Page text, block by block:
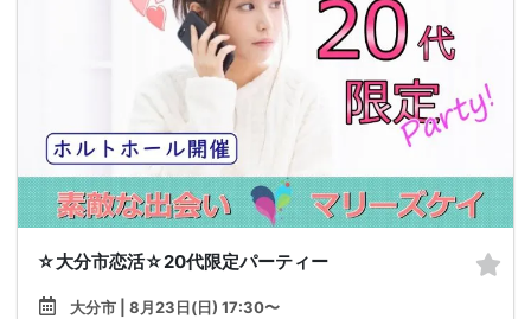
☆大分市恋活☆20代限定パーティー
大分市 | 8月23日(日) 17:30〜